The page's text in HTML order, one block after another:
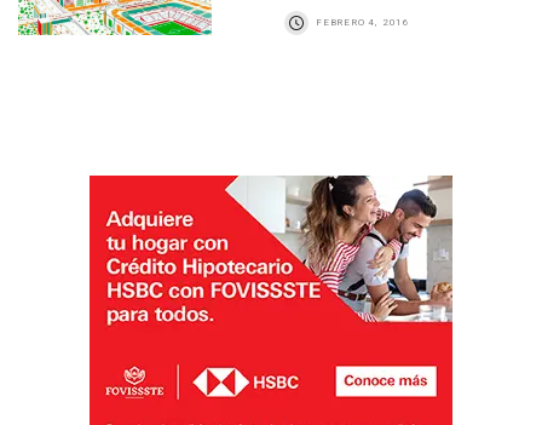
FEBRERO 4, 2016